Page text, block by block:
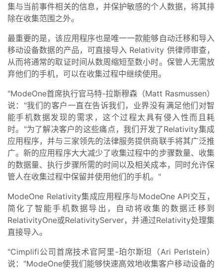
集与当前事件相关的信息，并保护敏感的个人数据，将其排
除在收集范围之外。
最重要的是，该应用程序也是唯一一款能够自动迁移和导入
移动设备数据的产品，可直接导入 Relativity 供律师审查，
从而将通常的取证时间从数周缩短至数小时。保管人无需放
弃他们的手机，可以在收集过程中继续使用。
"ModeOne首席执行官马特-拉斯穆森（Matt Rasmussen）
说："我们的客户一直在告诉我们，业界没有满足他们对智
能手机数据发现的需求，这个过程太具有侵入性而且耗
时。"为了解决客户的这些痛点，我们开发了Relativity集成
应用程序，并与三家领先的法律服务提供商联手将其广泛推
广。新的应用程序大大减少了收集过程中的步骤数量、收集
的数据量、执行步骤所需的时间以及相关成本，同时允许保
管人在收集过程中保留并使用他们的手机。"
ModeOne Relativity集成应用程序与ModeOne API交互，
简化了智能手机数据导出，自动将收集的数据迁移到
RelativityOne或RelativityServer，并通过Relativity处理集
直接导入。
"Cimplifi公司首席技术官阿里-珀尔斯坦（Ari Perlstein）
说："ModeOne使我们能够快速高效地收集客户移动设备的